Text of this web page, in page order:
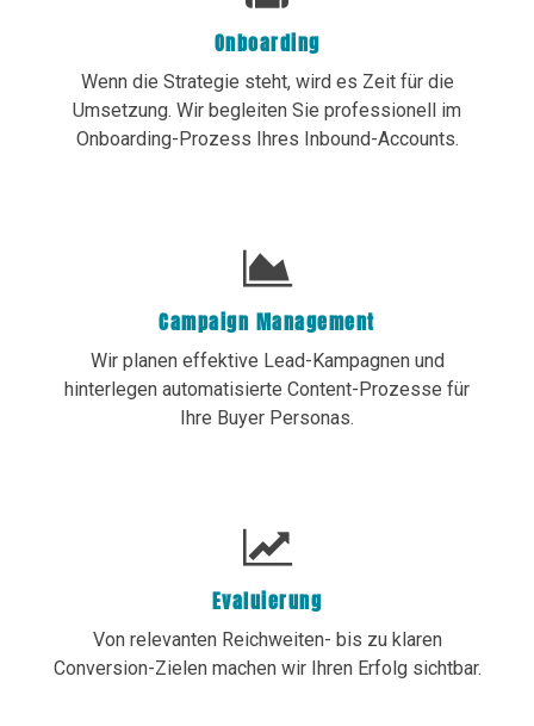
Onboarding
Wenn die Strategie steht, wird es Zeit für die
Umsetzung. Wir begleiten Sie professionell im
Onboarding-Prozess Ihres Inbound-Accounts.
Campaign Management
Wir planen effektive Lead-Kampagnen und
hinterlegen automatisierte Content-Prozesse für
Ihre Buyer Personas.
Evaluierung
Von relevanten Reichweiten- bis zu klaren
Conversion-Zielen machen wir Ihren Erfolg sichtbar.